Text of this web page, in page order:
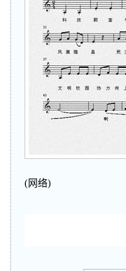
(网络)